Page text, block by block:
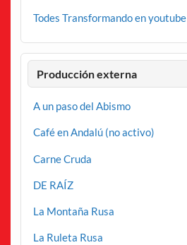
Todes Transformando en youtube
Producción externa
A un paso del Abismo
Café en Andalú (no activo)
Carne Cruda
DE RAÍZ
La Montaña Rusa
La Ruleta Rusa